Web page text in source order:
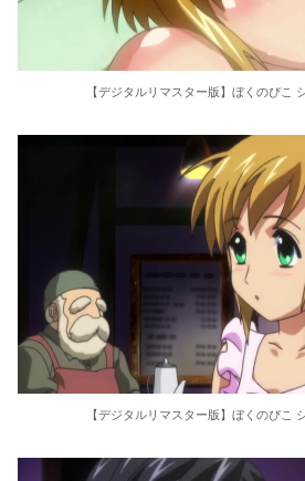
【デジタルリマスター版】ぼくのぴこ
【デジタルリマスター版】ぼくのぴこ